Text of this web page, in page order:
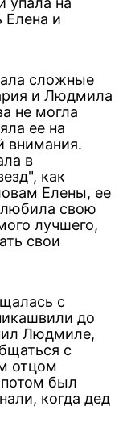
Елена и
сложные
и Людмила
не могла
ее на
внимания.
в
как
Елены, ее
любила свою
лучшего,
свои
с
до
Людмиле,
с
отцом
был
когда дед